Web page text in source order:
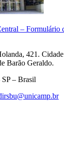
– Formulário
421.
Barão Geraldo.
– Brasil